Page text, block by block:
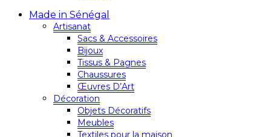
Made in Sénégal
Artisanat
Sacs & Accessoires
Bijoux
Tissus & Pagnes
Chaussures
Œuvres D’Art
Décoration
Objets Décoratifs
Meubles
Textiles pour la maison